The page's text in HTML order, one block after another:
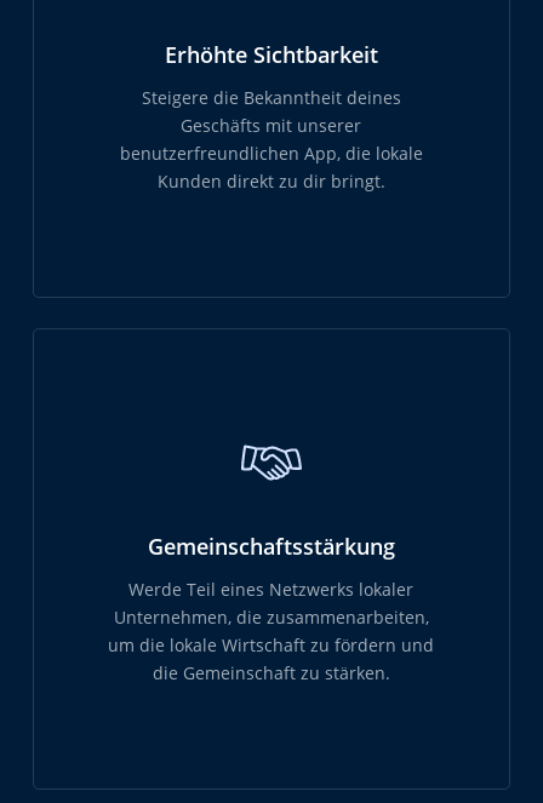
Erhöhte Sichtbarkeit
Steigere die Bekanntheit deines
Geschäfts mit unserer
benutzerfreundlichen App, die lokale
Kunden direkt zu dir bringt.
Gemeinschaftsstärkung
Werde Teil eines Netzwerks lokaler
Unternehmen, die zusammenarbeiten,
um die lokale Wirtschaft zu fördern und
die Gemeinschaft zu stärken.